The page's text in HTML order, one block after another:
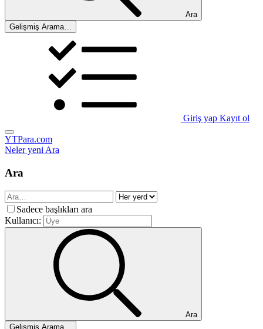
Ara
Gelişmiş Arama…
Giriş yap Kayıt ol
YTPara.com
Neler yeniAra
Ara
Sadece başlıkları ara
Kullanıcı:
Ara
Gelişmiş Arama…